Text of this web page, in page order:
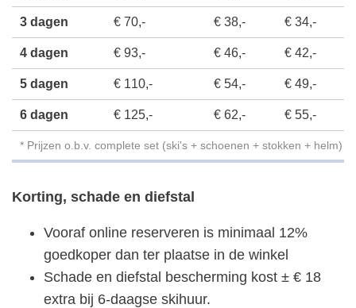
3 dagen € 70,- € 38,- € 34,-
4 dagen € 93,- € 46,- € 42,-
5 dagen € 110,- € 54,- € 49,-
6 dagen € 125,- € 62,- € 55,-
* Prijzen o.b.v. complete set (ski's + schoenen + stokken + helm)
Korting, schade en diefstal
Vooraf online reserveren is minimaal 12%
goedkoper dan ter plaatse in de winkel
Schade en diefstal bescherming kost ± € 18
extra bij 6-daagse skihuur.